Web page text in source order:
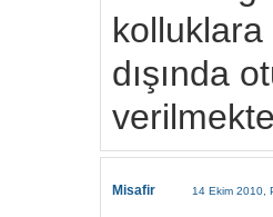
kolluklara
dışında
Misafir 14 Ekim 2010,